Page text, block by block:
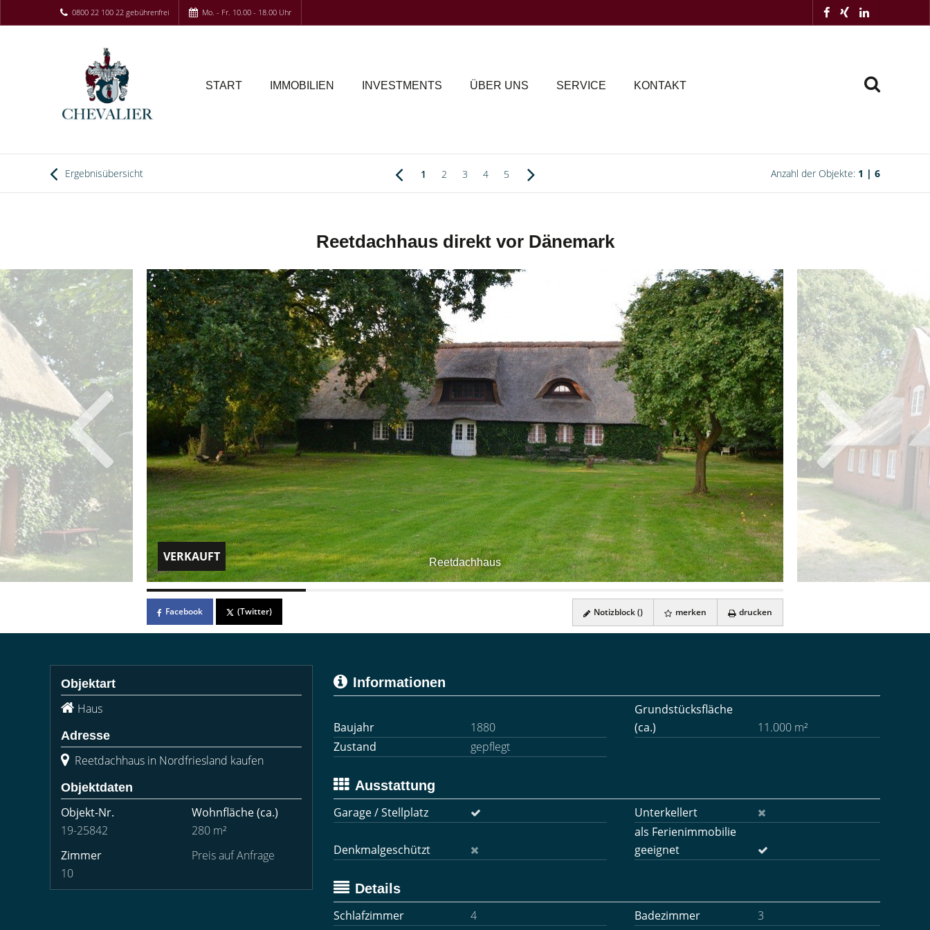
0800 22 100 22 gebührenfrei Mo. - Fr. 10.00 - 18.00 Uhr
START IMMOBILIEN INVESTMENTS ÜBER UNS SERVICE KONTAKT
Ergebnisübersicht 1 2 3 4 5 Anzahl der Objekte: 1 | 6
Reetdachhaus direkt vor Dänemark
Reetdachhaus
VERKAUFT
Facebook (Twitter) Notizblock () merken drucken
Objektart
Haus
Adresse
Reetdachhaus in Nordfriesland kaufen
Objektdaten
Objekt-Nr.
19-25842
Wohnfläche(ca.)
280 m²
Zimmer
10
Preis auf Anfrage
Informationen
Baujahr 1880
Grundstücksfläche
(ca.)
11.000 m²
Zustand
gepflegt
Ausstattung
Garage / Stellplatz
Unterkellert
Denkmalgeschützt
als Ferienimmobilie
geeignet
Details
Schlafzimmer
4 Badezimmer 3